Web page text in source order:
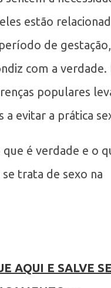
estão
de
com a verdade.
populares
a evitar a prática
que é verdade e o
trata de sexo na
AQUI E SALVE